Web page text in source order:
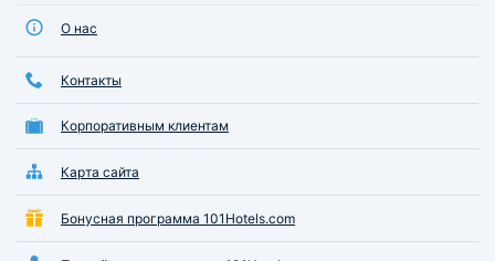
О нас
Контакты
Корпоративным клиентам
Карта сайта
Бонусная программа 101Hotels.com